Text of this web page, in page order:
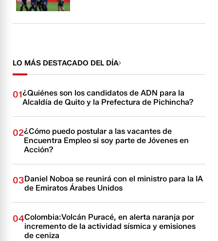
LO MÁS DESTACADO DEL DÍA
01¿Quiénes son los candidatos de ADN para la
Alcaldía de Quito y la Prefectura de Pichincha?
02¿Cómo puedo postular a las vacantes de
Encuentra Empleo si soy parte de Jóvenes en
Acción?
03Daniel Noboa se reunirá con el ministro para la IA
de Emiratos Árabes Unidos
04Colombia:Volcán Puracé, en alerta naranja por
incremento de la actividad sísmica y emisiones
de ceniza